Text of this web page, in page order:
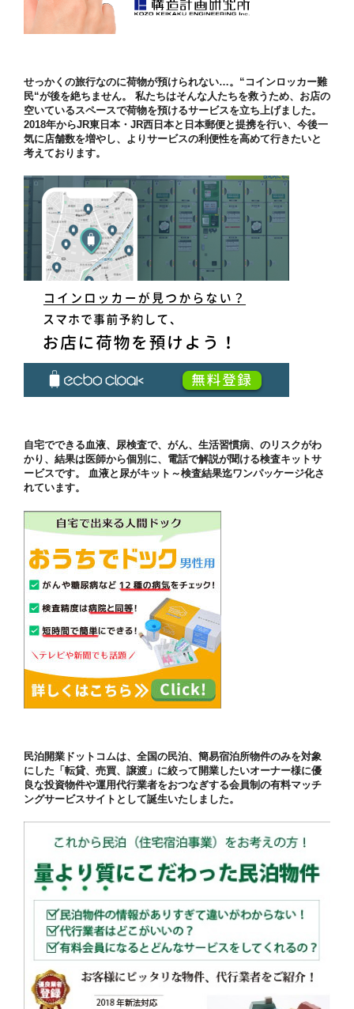
せっかくの旅行なのに荷物が預けられない…。“コインロッカー難
民“が後を絶ちません。 私たちはそんな人たちを救うため、お店の
空いているスペースで荷物を預けるサービスを立ち上げました。
2018年からJR東日本・JR西日本と日本郵便と提携を行い、今後一
気に店舗数を増やし、よりサービスの利便性を高めて行きたいと
考えております。
自宅でできる血液、尿検査で、がん、生活習慣病、のリスクがわ
かり、結果は医師から個別に、電話で解説が聞ける検査キットサ
ービスです。 血液と尿がキット～検査結果迄ワンパッケージ化さ
れています。
民泊開業ドットコムは、全国の民泊、簡易宿泊所物件のみを対象
にした「転貸、売買、譲渡」に絞って開業したいオーナー様に優
良な投資物件や運用代行業者をおつなぎする会員制の有料マッチ
ングサービスサイトとして誕生いたしました。